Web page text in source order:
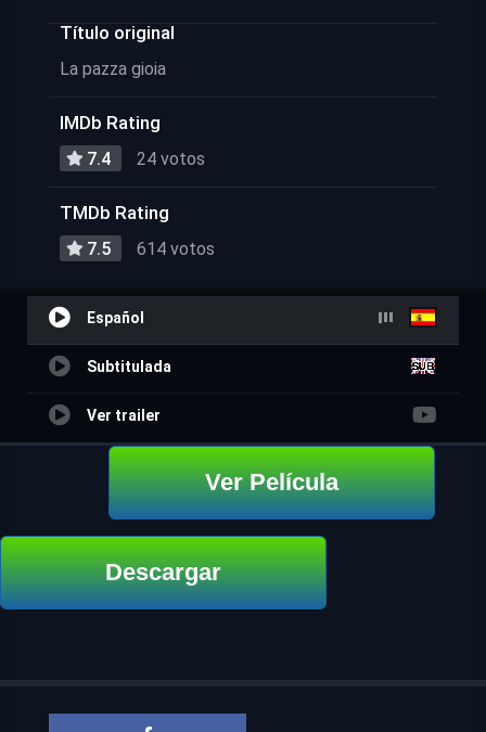
Título original
La pazza gioia
IMDb Rating
7.4 24 votos
TMDb Rating
7.5 614 votos
Español
Subtitulada
Ver trailer
Ver Película
Descargar